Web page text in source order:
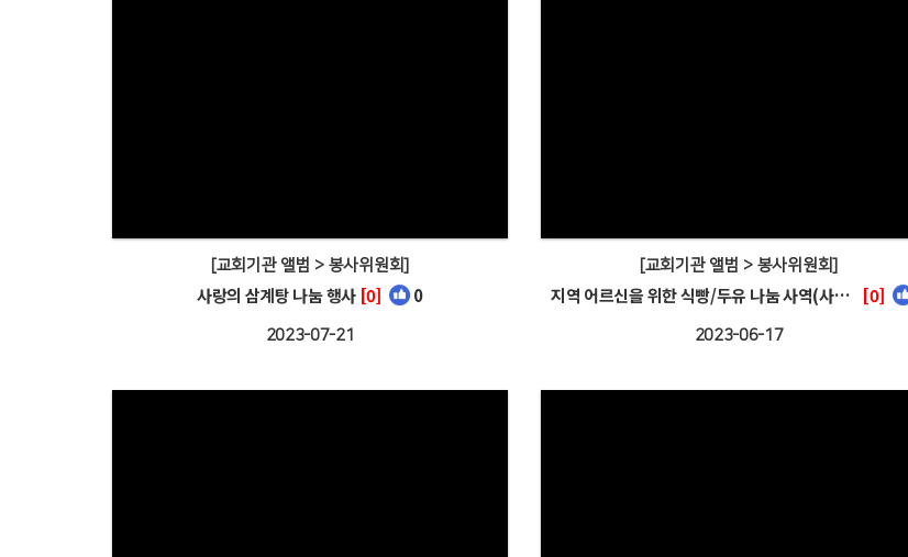
[교회기관 앨범 > 봉사위원회]
사랑의 삼계탕 나눔 행사 [0] 0
2023-07-21
[교회기관 앨범 > 봉사위원회]
지역 어르신을 위한 식빵/두유 나눔 사역(사회부) [0]
2023-06-17